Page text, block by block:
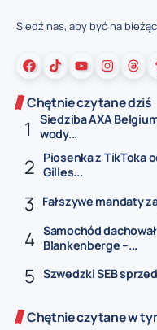
Śledź nas, aby być na
Chętnie czytane dziś
Siedziba AXA
wody...
Piosenka z TikToka
Gilles...
Fałszywe mandaty
Samochód
Blankenberge –...
Szwedzki SEB
Chętnie czytane w